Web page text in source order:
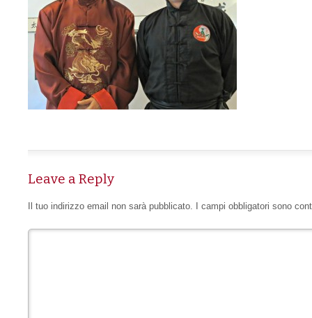
Leave a Reply
Il tuo indirizzo email non sarà pubblicato. I campi obbligatori sono